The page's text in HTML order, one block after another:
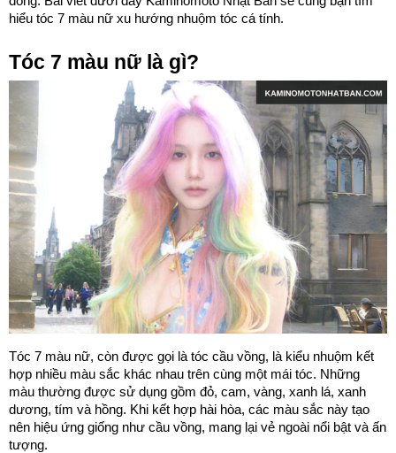
hiểu tóc 7 màu nữ xu hướng nhuộm tóc cá tính.
Tóc 7 màu nữ là gì?
Tóc 7 màu nữ, còn được gọi là tóc cầu vồng, là kiểu nhuộm kết
hợp nhiều màu sắc khác nhau trên cùng một mái tóc. Những
màu thường được sử dụng gồm đỏ, cam, vàng, xanh lá, xanh
dương, tím và hồng. Khi kết hợp hài hòa, các màu sắc này tạo
nên hiệu ứng giống như cầu vồng, mang lại vẻ ngoài nổi bật và ấn
tượng.